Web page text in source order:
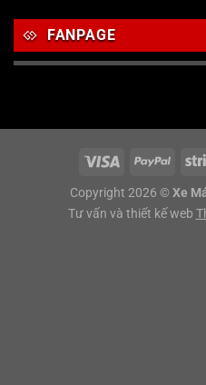
FANPAGE
Copyright 2026 © Xe
Tư vấn và thiết kế web